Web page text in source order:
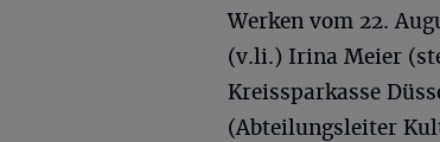
Werken vom 22.
(v.li.) Irina Meier
Kreissparkasse
(Abteilungsleiter